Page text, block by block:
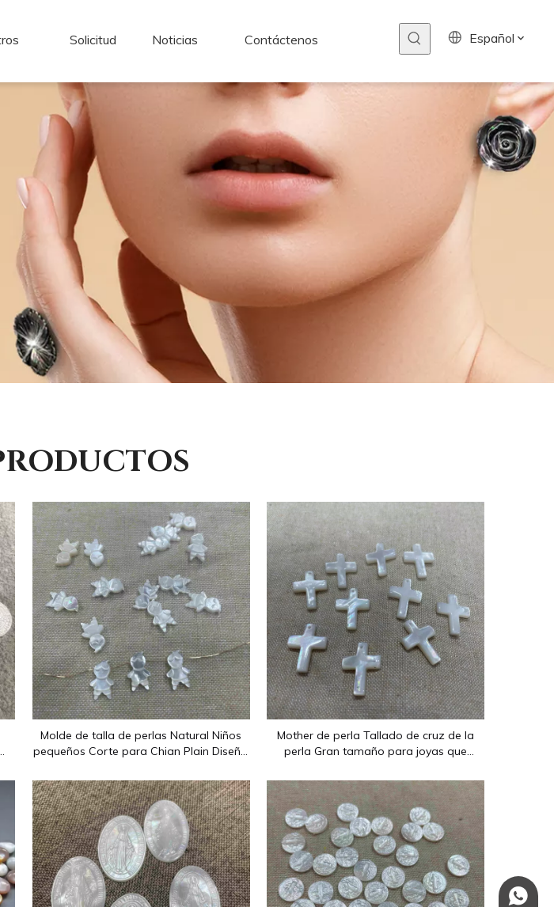
Solicitud Noticias Contáctenos Español
superficies de anillos, flores talladas, calados y otras formas.Los materiales principales son
Molde de talla de perlas Natural Niños
pequeños Corte para Chian Plain Diseño
Girl Image Cutting
Mother de perla Tallado de cruz de la
perla Gran tamaño para joyas que
cáscara